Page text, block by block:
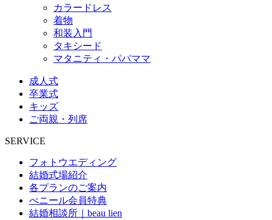
カラードレス
着物
和装入門
タキシード
マタニティ・パパママ
成人式
卒業式
キッズ
ご両親・列席
SERVICE
フォトウエディング
結婚式場紹介
各プランのご案内
べニール会員特典
結婚相談所｜beau lien